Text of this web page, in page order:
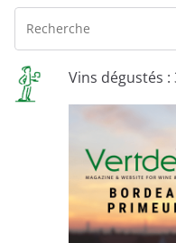
Vins dégustés :